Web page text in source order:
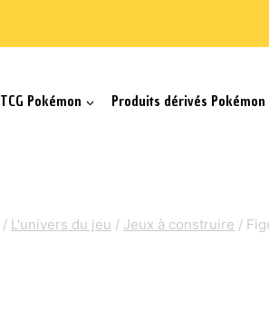
TCG Pokémon Produits dérivés Pokémon
/ L'univers du jeu / Jeux à construire /